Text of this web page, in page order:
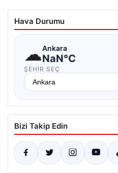
Hava Durumu
☁Ankara
NaN°C
ŞEHIR SEÇ
Bizi Takip Edin